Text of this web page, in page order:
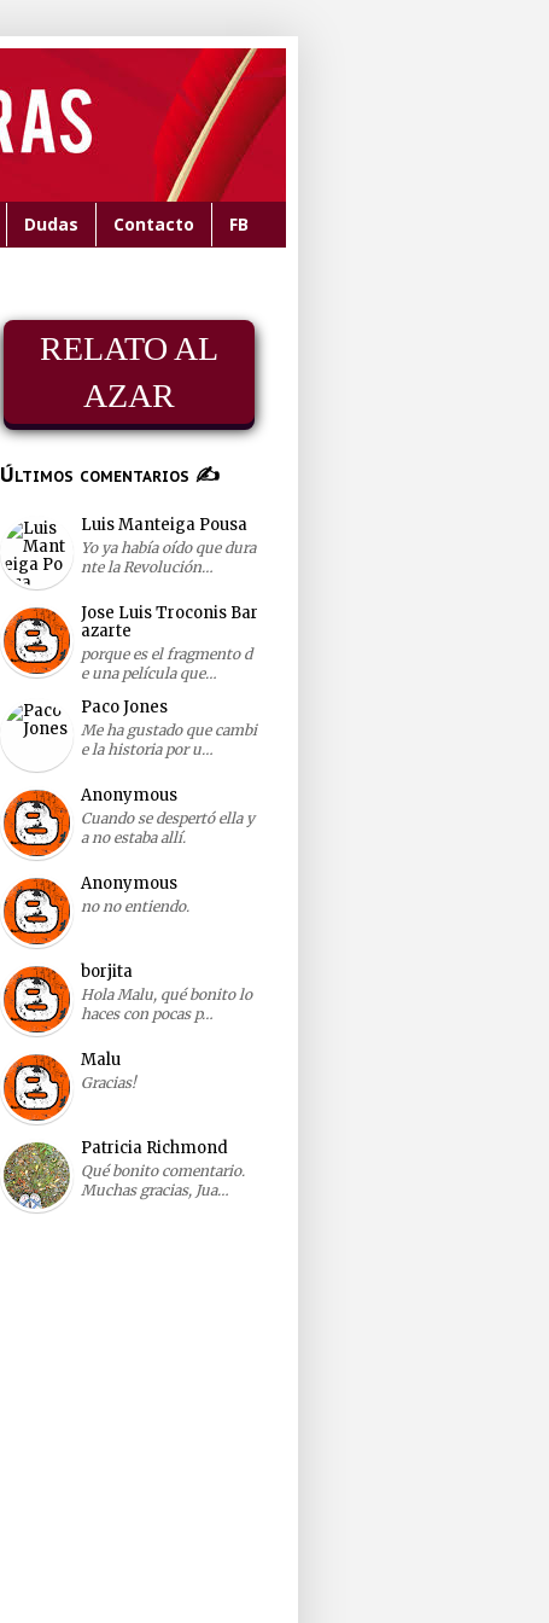
Dudas Contacto FB
RELATO AL
AZAR
Últimos comentarios ✍
Luis Manteiga Pousa
Yo ya había oído que dura
nte la Revolución…
Jose Luis Troconis Bar
azarte
porque es el fragmento d
e una película que…
Paco Jones
Me ha gustado que cambi
e la historia por u…
Anonymous
Cuando se despertó ella y
a no estaba allí.
Anonymous
no no entiendo.
borjita
Hola Malu, qué bonito lo
haces con pocas p…
Malu
Gracias!
Patricia Richmond
Qué bonito comentario.
Muchas gracias, Jua…